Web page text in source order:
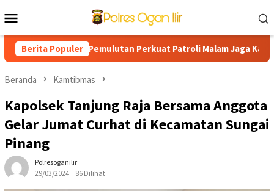
ke
Mobile
Berita Populer
Polsek Pemulutan Perkuat Patroli Malam Jaga Kamtibmas
Beranda Kamtibmas
Kapolsek Tanjung Raja Bersama Anggota
Gelar Jumat Curhat di Kecamatan Sungai
Pinang
Polresoganilir
29/03/2024
86 Dilihat